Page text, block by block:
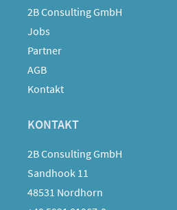
2B Consulting GmbH
Jobs
Partner
AGB
Kontakt
KONTAKT
2B Consulting GmbH
Sandhook 11
48531 Nordhorn